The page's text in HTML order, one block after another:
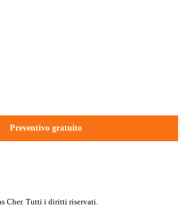
Preventivo gratuito
Cher. Tutti i diritti riservati.